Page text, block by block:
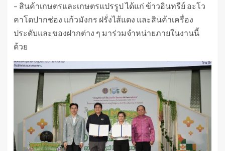
– สินค้าเกษตรและเกษตรแปรรูป ได้แก่ ข้าวอินทรีย์ อะโว
คาโดปากช่อง แก้วมังกร ฝรั่งไส้แดง และสินค้าเครื่อง
ประดับและของฝากต่าง ๆ มาร่วมจำหน่ายภายในงานนี้
ด้วย